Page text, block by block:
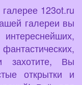
123ot.ru
галереи вы
захотите, Вы
открытки и